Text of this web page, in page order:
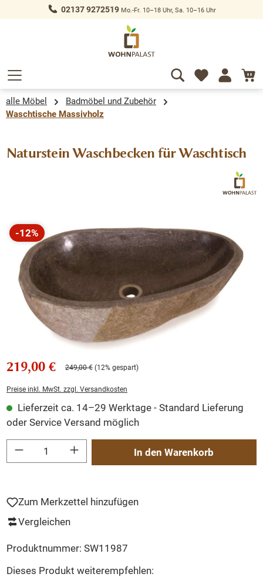
springen 02137 9272519Mo.-Fr. 10–18 Uhr, Sa. 10–16 Uhr
alle Möbel
Badmöbel und Zubehör
Waschtische Massivholz
Naturstein Waschbecken für Waschtisch
Bildergalerie überspringen
-12%
Rabatt
219,00 € 249,00 € (12% gespart)
Preise inkl. MwSt. zzgl. Versandkosten
Lieferzeit ca. 14–29 Werktage - Standard Lieferung
oder Service Versand möglich
Produkt Anzahl: Gib den gewünschten Wert ein oder benutze die Schaltflächen
In den Warenkorb
Zum Merkzettel hinzufügen
Vergleichen
Produktnummer: SW11987
Dieses Produkt weiterempfehlen: